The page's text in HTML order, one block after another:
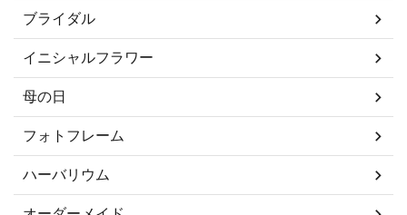
ブライダル
イニシャルフラワー
母の日
フォトフレーム
ハーバリウム